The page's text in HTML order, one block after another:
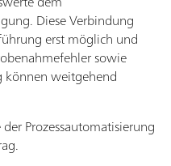
Diese Verbindung
erst möglich und
sowie
können weitgehend
Prozessautomatisierung